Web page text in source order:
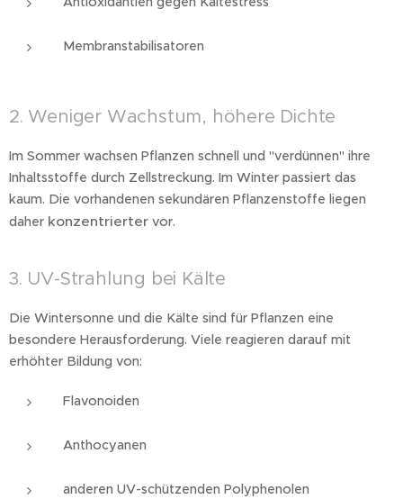
Membranstabilisatoren
2. Weniger Wachstum, höhere Dichte
Im Sommer wachsen Pflanzen schnell und "verdünnen" ihre
Inhaltsstoffe durch Zellstreckung. Im Winter passiert das
kaum. Die vorhandenen sekundären Pflanzenstoffe liegen
daher konzentrierter vor.
3. UV-Strahlung bei Kälte
Die Wintersonne und die Kälte sind für Pflanzen eine
besondere Herausforderung. Viele reagieren darauf mit
erhöhter Bildung von:
Flavonoiden
Anthocyanen
anderen UV-schützenden Polyphenolen